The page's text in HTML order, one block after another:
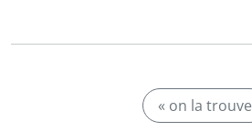
« on la trouve